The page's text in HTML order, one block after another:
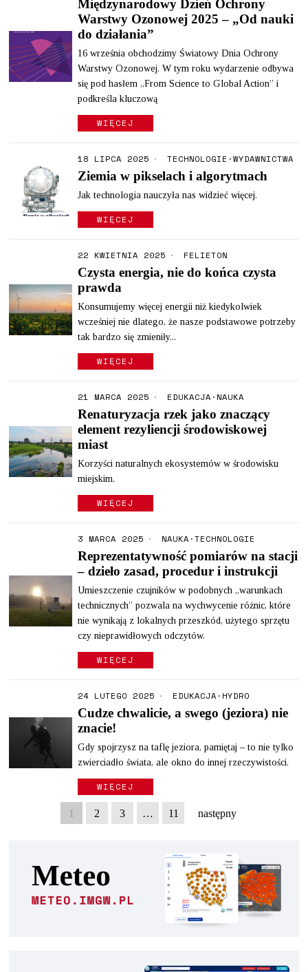
Międzynarodowy Dzień Ochrony
Warstwy Ozonowej 2025 – „Od nauki
do działania”
16 września obchodzimy Światowy Dnia Ochrony
Warstwy Ozonowej. W tym roku wydarzenie odbywa
się pod hasłem „From Science to Global Action” i
podkreśla kluczową
WIĘCEJ
18 LIPCA 2025 TECHNOLOGIE ·WYDAWNICTWA
Ziemia w pikselach i algorytmach
Jak technologia nauczyła nas widzieć więcej.
WIĘCEJ
22 KWIETNIA 2025 FELIETON
Czysta energia, nie do końca czysta
prawda
Konsumujemy więcej energii niż kiedykolwiek
wcześniej nie dlatego, że nasze podstawowe potrzeby
tak bardzo się zmieniły...
WIĘCEJ
21 MARCA 2025 EDUKACJA · NAUKA
Renaturyzacja rzek jako znaczący
element rezyliencji środowiskowej
miast
Korzyści naturalnych ekosystemów w środowisku
miejskim.
WIĘCEJ
3 MARCA 2025 NAUKA ·TECHNOLOGIE
Reprezentatywność pomiarów na stacji
– dzieło zasad, procedur i instrukcji
Umieszczenie czujników w podobnych „warunkach
technicznych” pozwala na wychwycenie różnic, które
nie wynikają z lokalnych przeszkód, użytego sprzętu
czy nieprawidłowych odczytów.
WIĘCEJ
24 LUTEGO 2025 EDUKACJA · HYDRO
Cudze chwalicie, a swego (jeziora) nie
znacie!
Gdy spojrzysz na taflę jeziora, pamiętaj – to nie tylko
zwierciadło świata, ale okno do innej rzeczywistości.
WIĘCEJ
1 2 3 … 11 następny